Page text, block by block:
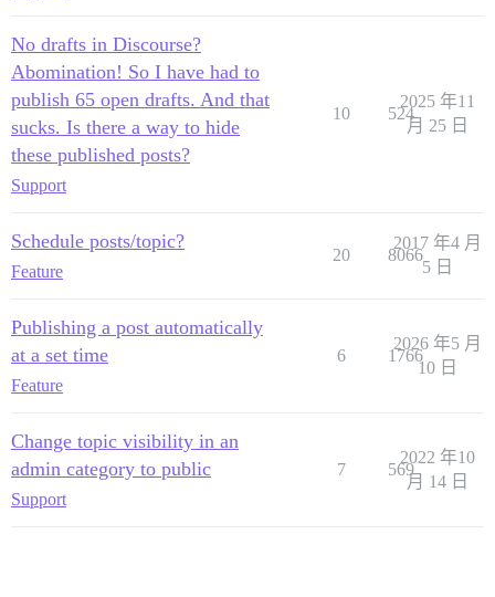
No drafts in Discourse?
Abomination! So I have had to
publish 65 open drafts. And that
sucks. Is there a way to hide
these published posts?
Support
10 524
2025 年11
月 25 日
Schedule posts/topic?
Feature
20 8066
2017 年4 月
5 日
Publishing a post automatically
at a set time
Feature
6 1766
2026 年5 月
10 日
Change topic visibility in an
admin category to public
Support
7 569
2022 年10
月 14 日